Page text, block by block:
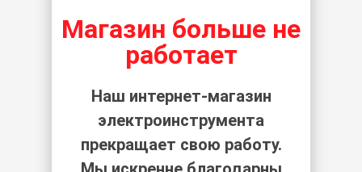
Магазин больше не
работает
Наш интернет-магазин
электроинструмента
прекращает свою работу.